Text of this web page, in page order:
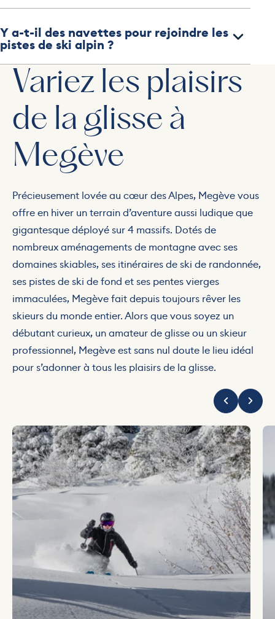
Y a-t-il des navettes pour rejoindre les
pistes de ski alpin ?
Variez les plaisirs
de la glisse à
Megève
Précieusement lovée au cœur des Alpes, Megève vous
offre en hiver un terrain d’aventure aussi ludique que
gigantesque déployé sur 4 massifs. Dotés de
nombreux aménagements de montagne avec ses
domaines skiables, ses itinéraires de ski de randonnée,
ses pistes de ski de fond et ses pentes vierges
immaculées, Megève fait depuis toujours rêver les
skieurs du monde entier. Alors que vous soyez un
débutant curieux, un amateur de glisse ou un skieur
professionnel, Megève est sans nul doute le lieu idéal
pour s’adonner à tous les plaisirs de la glisse.